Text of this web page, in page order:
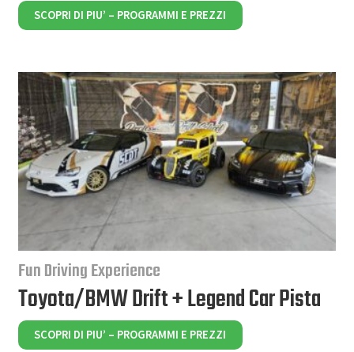
SCOPRI DI PIU’ – PROGRAMMI E PREZZI
Fun Driving Experience
Toyota/BMW Drift + Legend Car Pista
SCOPRI DI PIU’ – PROGRAMMI E PREZZI